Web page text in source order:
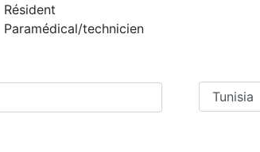
Résident
Paramédical/technicien